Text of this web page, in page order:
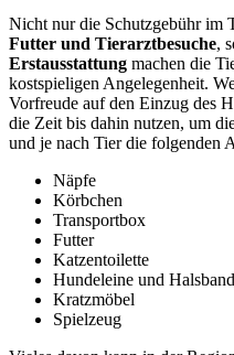
Nicht nur die Schutzgebühr im
Futter und Tierarztbesuche,
Erstausstattung machen die
kostspieligen Angelegenheit.
Vorfreude auf den Einzug des
die Zeit bis dahin nutzen, um
und je nach Tier die folgenden
Näpfe
Körbchen
Transportbox
Futter
Katzentoilette
Hundeleine und
Kratzmöbel
Spielzeug